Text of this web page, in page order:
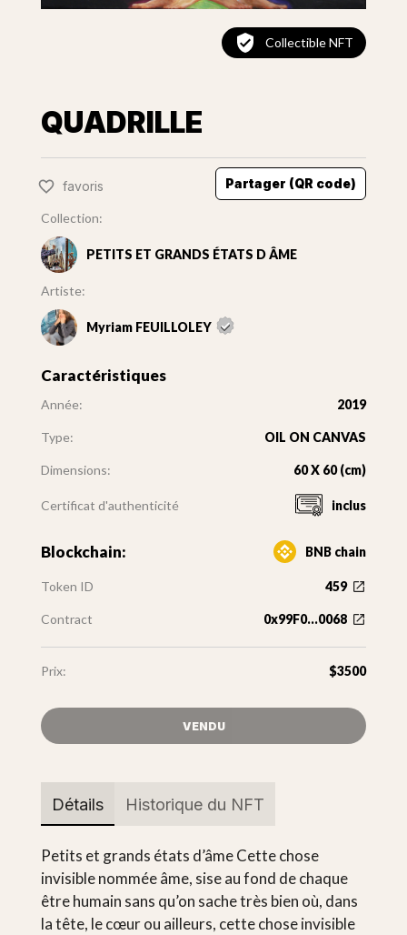
Collectible NFT
QUADRILLE
favoris Partager (QR code)
Collection:
PETITS ET GRANDS ÉTATS D ÂME
Artiste:
Myriam FEUILLOLEY
Caractéristiques
Année: 2019
Type: OIL ON CANVAS
Dimensions: 60 X 60 (cm)
Certificat d'authenticité inclus
Blockchain: BNB chain
Token ID 459
Contract 0x99F0...0068
Prix: $3500
VENDU
Détails Historique du NFT
Petits et grands états d’âme Cette chose
invisible nommée âme, sise au fond de chaque
être humain sans qu’on sache très bien où, dans
la tête, le cœur ou ailleurs, cette chose invisible